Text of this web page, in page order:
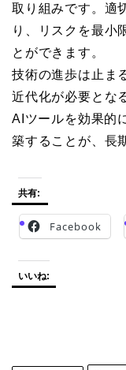
取り組みです。適
り、リスクを最小
とができます。
技術の進歩は止ま
近代化が必要とな
AIツールを効果的
築することが、長
共有:
Facebook
いいね: